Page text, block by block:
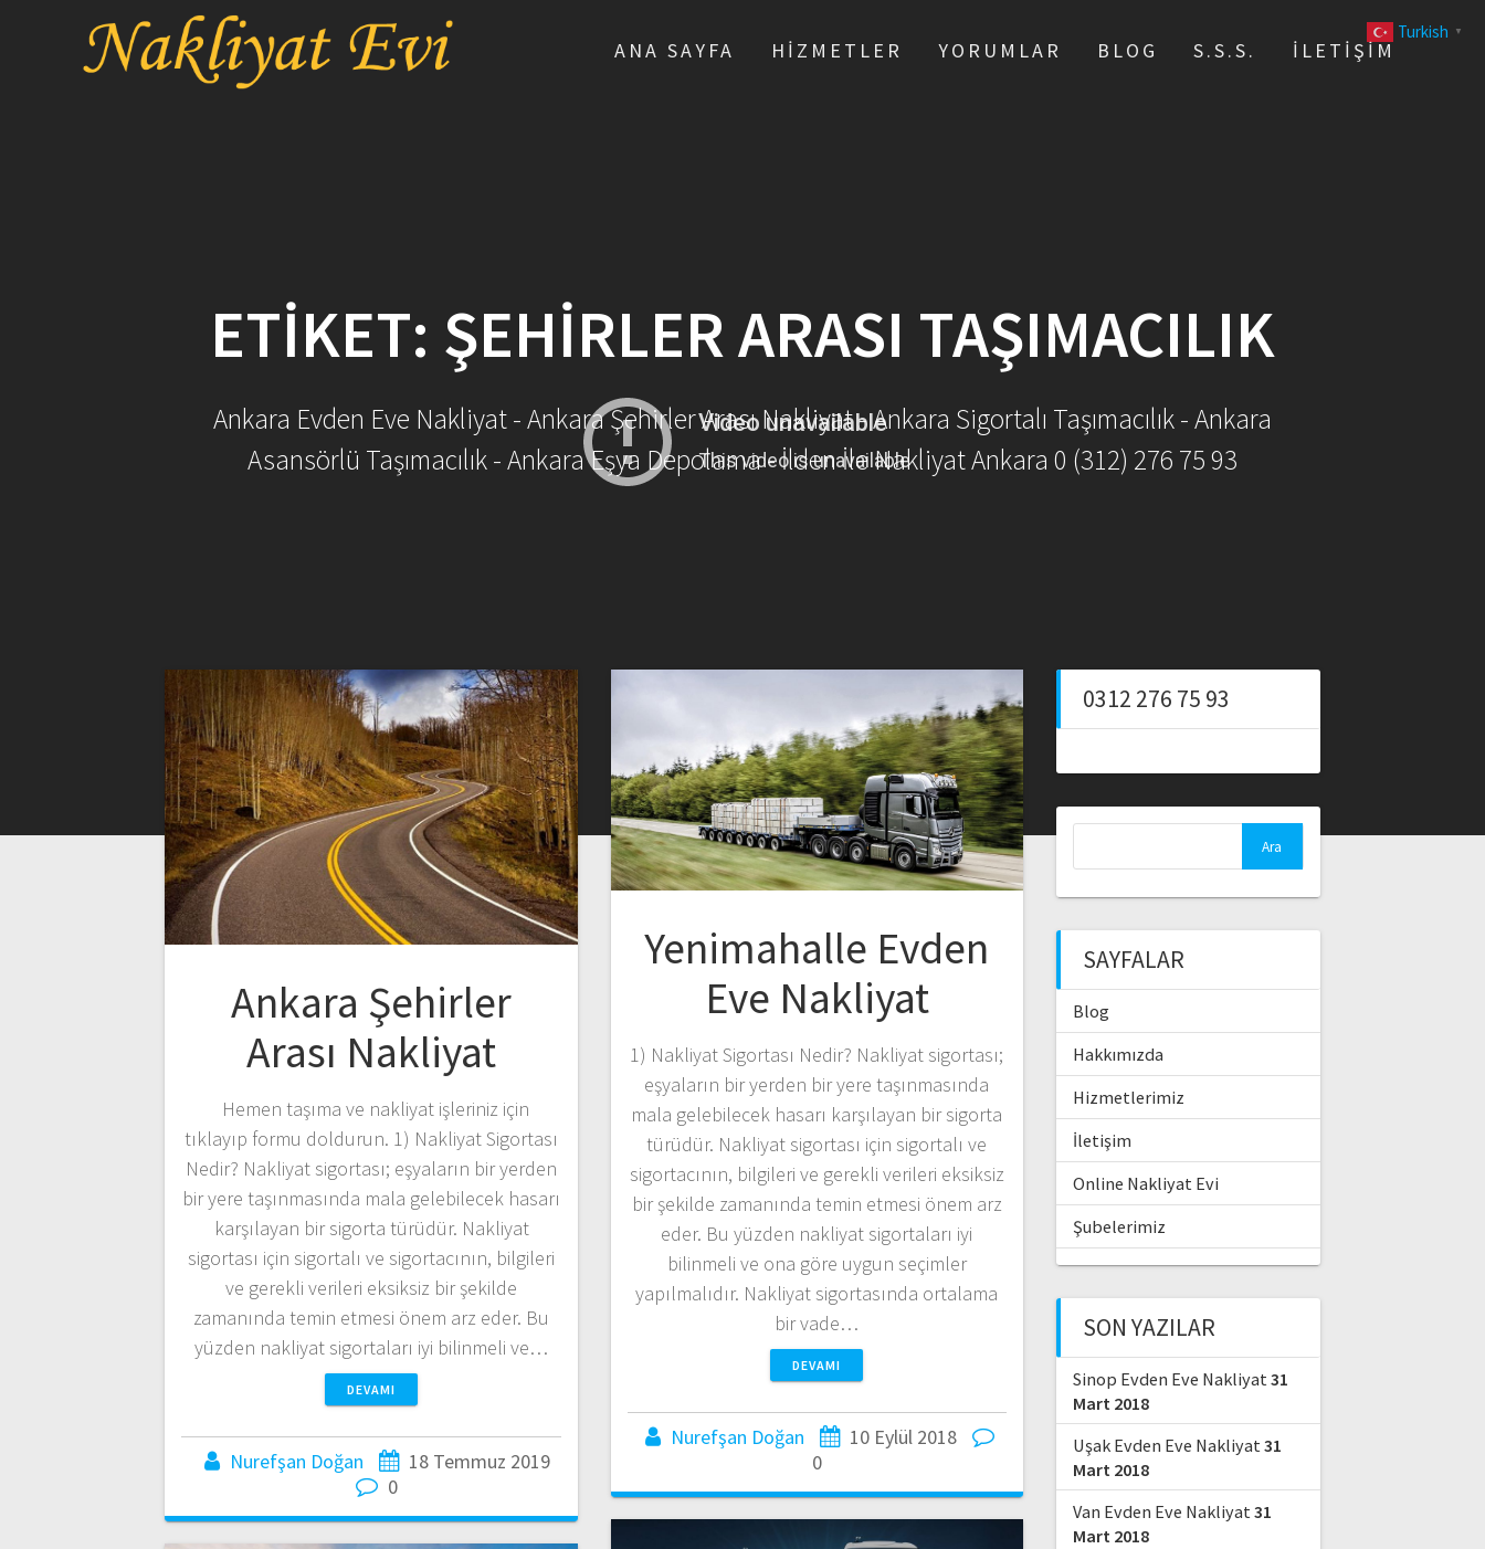
ANA SAYFA HIZMETLER YORUMLAR BLOG S.S.S. İLETIŞIM
ETIKET: ŞEHIRLER ARASI TAŞIMACILIK
Ankara Evden Eve Nakliyat - Ankara Şehirler Arası Nakliyat - Ankara Sigortalı Taşımacılık - Ankara
Asansörlü Taşımacılık - Ankara Eşya Depolama - İlden İle Nakliyat Ankara 0 (312) 276 75 93
Ankara Şehirler
Arası Nakliyat
Hemen taşıma ve nakliyat işleriniz için
tıklayıp formu doldurun. 1) Nakliyat Sigortası
Nedir? Nakliyat sigortası; eşyaların bir yerden
bir yere taşınmasında mala gelebilecek hasarı
karşılayan bir sigorta türüdür. Nakliyat
sigortası için sigortalı ve sigortacının, bilgileri
ve gerekli verileri eksiksiz bir şekilde
zamanında temin etmesi önem arz eder. Bu
yüzden nakliyat sigortaları iyi bilinmeli ve…
DEVAMI
Nurefşan Doğan
18 Temmuz 2019
0
Yenimahalle Evden
Eve Nakliyat
1) Nakliyat Sigortası Nedir? Nakliyat sigortası;
eşyaların bir yerden bir yere taşınmasında
mala gelebilecek hasarı karşılayan bir sigorta
türüdür. Nakliyat sigortası için sigortalı ve
sigortacının, bilgileri ve gerekli verileri eksiksiz
bir şekilde zamanında temin etmesi önem arz
eder. Bu yüzden nakliyat sigortaları iyi
bilinmeli ve ona göre uygun seçimler
yapılmalıdır. Nakliyat sigortasında ortalama
bir vade…
DEVAMI
Nurefşan Doğan
10 Eylül 2018
0
0312 276 75 93
SAYFALAR
Blog
Hakkımızda
Hizmetlerimiz
İletişim
Online Nakliyat Evi
Şubelerimiz
SON YAZILAR
Sinop Evden Eve Nakliyat31
Mart 2018
Uşak Evden Eve Nakliyat31
Mart 2018
Van Evden Eve Nakliyat31
Mart 2018
Turkish ▼